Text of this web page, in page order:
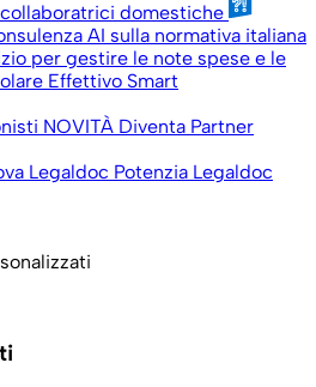
domestiche
AI sulla normativa italiana
per gestire le note spese e le
Effettivo Smart
NOVITÀ Diventa Partner
Legaldoc Potenzia Legaldoc